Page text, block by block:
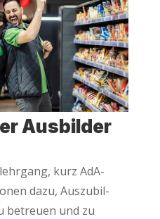
Aus­bil­der
kurz AdA-
dazu, Aus­zu­bil­
betreu­en und zu